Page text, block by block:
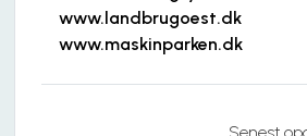
www.landbrugoest.dk
www.maskinparken.dk